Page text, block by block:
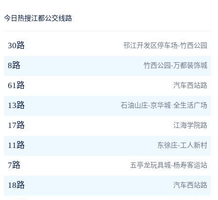
今日热搜江都公交线路
30路 邗江开发区停车场-竹西公园
8路 竹西公园-万都装饰城
61路 汽车西站路
13路 石油山庄-京华城·全生活广场
17路 江海学院路
11路 东徐庄-工人新村
7路 五亭龙玩具城-杨寿客运站
18路 汽车西站路